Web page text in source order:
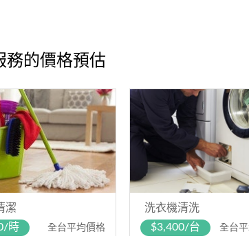
務的價格預估
潔
時
全台平均價格
洗衣機清洗
$3,400/台
全台